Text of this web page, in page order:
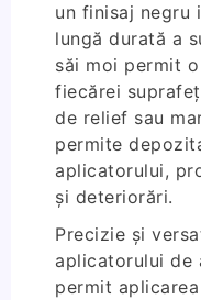
un finisaj negru
lungă durată a
săi moi permit
fiecărei
de relief sau
permite
aplicatorului,
și deteriorări.
Precizie și
aplicatorului de
permit